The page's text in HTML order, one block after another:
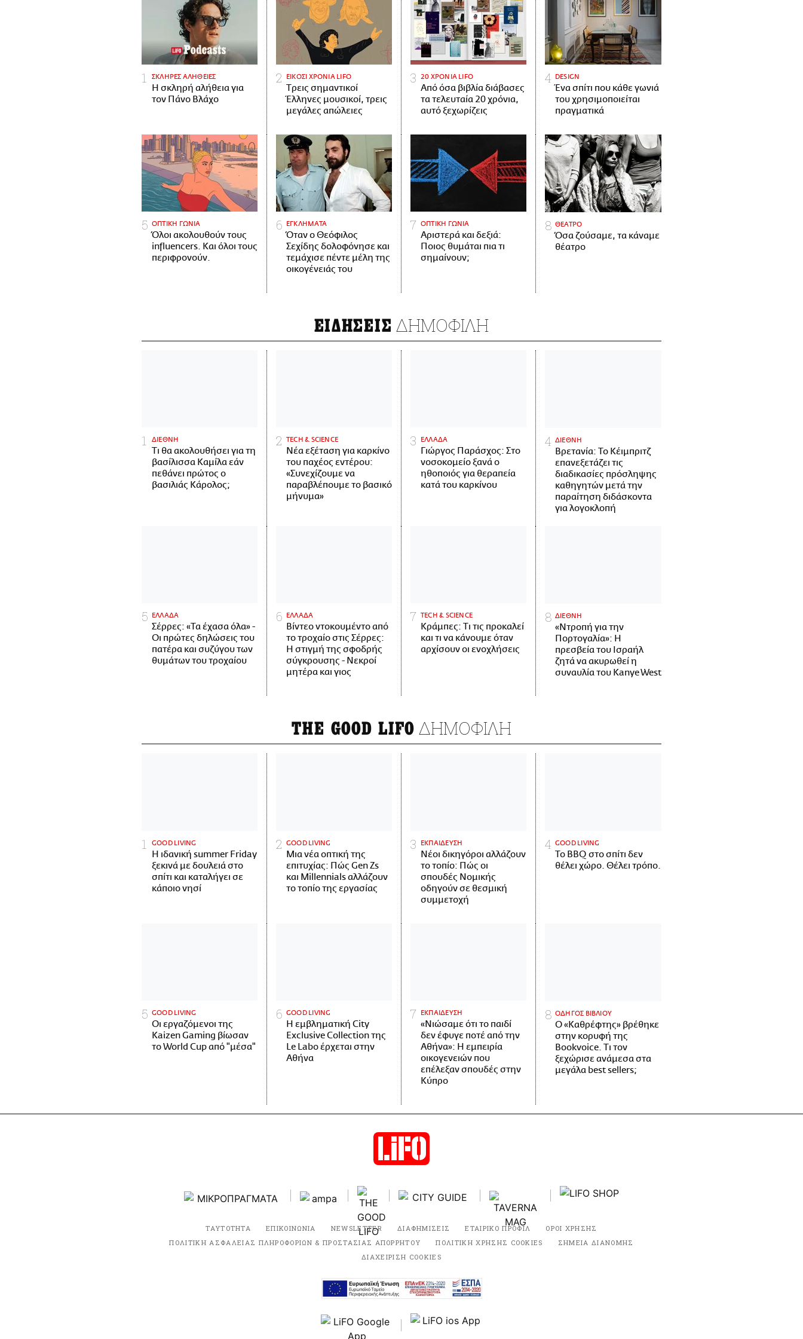
ΣΚΛΗΡΕΣ ΑΛΗΘΕΙΕΣ
H σκληρή αλήθεια για
τον Πάνο Βλάχο
ΕΙΚΟΣΙ ΧΡΟΝΙΑ LIFO
Tρεις σημαντικοί
Έλληνες μουσικοί, τρεις
μεγάλες απώλειες
20 ΧΡΟΝΙΑ LIFO
Από όσα βιβλία διάβασες
τα τελευταία 20 χρόνια,
αυτό ξεχωρίζεις
DESIGN
Ένα σπίτι που κάθε γωνιά
του χρησιμοποιείται
πραγματικά
ΟΠΤΙΚΗ ΓΩΝΙΑ
Όλοι ακολουθούν τους
influencers. Και όλοι τους
περιφρονούν.
ΕΓΚΛΗΜΑΤΑ
Όταν ο Θεόφιλος
Σεχίδης δολοφόνησε και
τεμάχισε πέντε μέλη της
οικογένειάς του
ΟΠΤΙΚΗ ΓΩΝΙΑ
Αριστερά και δεξιά:
Ποιος θυμάται πια τι
σημαίνουν;
ΘΕΑΤΡΟ
Όσα ζούσαμε, τα κάναμε
θέατρο
ΕΙΔΗΣΕΙΣ ΔΗΜΟΦΙΛΗ
ΔΙΕΘΝΗ
Τι θα ακολουθήσει για τη
βασίλισσα Καμίλα εάν
πεθάνει πρώτος ο
βασιλιάς Κάρολος;
ΤECH & SCIENCE
Νέα εξέταση για καρκίνο
του παχέος εντέρου:
«Συνεχίζουμε να
παραβλέπουμε το βασικό
μήνυμα»
ΕΛΛΑΔΑ
Γιώργος Παράσχος: Στο
νοσοκομείο ξανά ο
ηθοποιός για θεραπεία
κατά του καρκίνου
ΔΙΕΘΝΗ
Βρετανία: Το Κέιμπριτζ
επανεξετάζει τις
διαδικασίες πρόσληψης
καθηγητών μετά την
παραίτηση διδάσκοντα
για λογοκλοπή
ΕΛΛΑΔΑ
Σέρρες: «Τα έχασα όλα» -
Οι πρώτες δηλώσεις του
πατέρα και συζύγου των
θυμάτων του τροχαίου
ΕΛΛΑΔΑ
Βίντεο ντοκουμέντο από
το τροχαίο στις Σέρρες:
Η στιγμή της σφοδρής
σύγκρουσης - Νεκροί
μητέρα και γιος
ΤECH & SCIENCE
Κράμπες: Τι τις προκαλεί
και τι να κάνουμε όταν
αρχίσουν οι ενοχλήσεις
ΔΙΕΘΝΗ
«Ντροπή για την
Πορτογαλία»: Η
πρεσβεία του Ισραήλ
ζητά να ακυρωθεί η
συναυλία του Kanye West
THE GOOD LIFO ΔΗΜΟΦΙΛΗ
GOOD LIVING
Η ιδανική summer Friday
ξεκινά με δουλειά στο
σπίτι και καταλήγει σε
κάποιο νησί
GOOD LIVING
Μια νέα οπτική της
επιτυχίας: Πώς Gen Zs
και Millennials αλλάζουν
το τοπίο της εργασίας
ΕΚΠΑΙΔΕΥΣΗ
Νέοι δικηγόροι αλλάζουν
το τοπίο: Πώς οι
σπουδές Νομικής
οδηγούν σε θεσμική
συμμετοχή
GOOD LIVING
Το BBQ στο σπίτι δεν
θέλει χώρο. Θέλει τρόπο.
GOOD LIVING
Οι εργαζόμενοι της
Kaizen Gaming βίωσαν
το World Cup από "μέσα"
GOOD LIVING
Η εμβληματική City
Exclusive Collection της
Le Labo έρχεται στην
Αθήνα
ΕΚΠΑΙΔΕΥΣΗ
«Νιώσαμε ότι το παιδί
δεν έφυγε ποτέ από την
Αθήνα»: Η εμπειρία
οικογενειών που
επέλεξαν σπουδές στην
Κύπρο
ΟΔΗΓΟΣ ΒΙΒΛΙΟΥ
Ο «Καθρέφτης» βρέθηκε
στην κορυφή της
Bookvoice. Τι τον
ξεχώρισε ανάμεσα στα
μεγάλα best sellers;
ΤΑΥΤΟΤΗΤΑ ΕΠΙΚΟΙΝΩΝΙΑ NEWSLETTER ΔΙΑΦΗΜΙΣΕΙΣ ΕΤΑΙΡΙΚΟ ΠΡΟΦΙΛ
ΟΡΟΙ ΧΡΗΣΗΣ
ΠΟΛΙΤΙΚΗ ΑΣΦΑΛΕΙΑΣ ΠΛΗΡΟΦΟΡΙΩΝ & ΠΡΟΣΤΑΣΙΑΣ ΑΠΟΡΡΗΤΟΥ
ΠΟΛΙΤΙΚΗ ΧΡΗΣΗΣ COOKIES
ΣΗΜΕΙΑ ΔΙΑΝΟΜΗΣ
ΔΙΑΧΕΙΡΙΣΗ COOKIES